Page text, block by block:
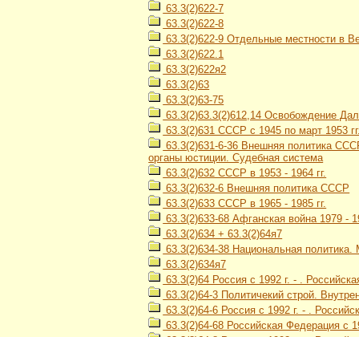
63.3(2)622-7
63.3(2)622-8
63.3(2)622-9 Отдельные местности в
63.3(2)622.1
63.3(2)622я2
63.3(2)63
63.3(2)63-75
63.3(2)63.3(2)612,14 Освобождение
63.3(2)631 СССР с 1945 по март 1953
63.3(2)631-6-36 Внешняя политика
органы юстиции. Судебная система
63.3(2)632 СССР в 1953 - 1964 гг.
63.3(2)632-6 Внешняя политика СССР
63.3(2)633 СССР в 1965 - 1985 гг.
63.3(2)633-68 Афганская война 1979 -
63.3(2)634 + 63.3(2)64я7
63.3(2)634-38 Национальная
63.3(2)634я7
63.3(2)64 Россия с 1992 г. - .
63.3(2)64-3 Политичекий строй.
63.3(2)64-6 Россия с 1992 г. - .
63.3(2)64-68 Российская Федерация с